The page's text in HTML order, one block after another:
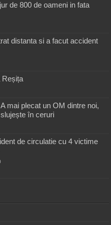
de 800 de oameni in fata
distanta si a facut accident
Reșița
mai plecat un OM dintre noi,
în ceruri
de circulatie cu 4 victime